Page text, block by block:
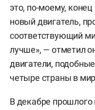
это, по-моему,
новый двигатель,
соответствующий
лучше», — отметил
двигатели,
четыре страны в
В декабре прошлого